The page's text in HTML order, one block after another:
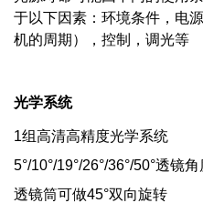
于以下因素：环境条件，电
机的周期），控制，调光等
光学系统
1组高清高精度光学系统
5°/10°/19°/26°/36°/50°透镜
透镜筒可做45°双向旋转